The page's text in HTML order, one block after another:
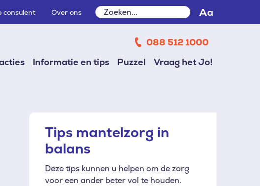
consulent Over ons
Zoeken
Zoeken Aa
088 512 1000
Informatie en tips Puzzel Vraag het Jo!
Tips mantelzorg in
balans
Deze tips kunnen u helpen om de zorg
voor een ander beter vol te houden.